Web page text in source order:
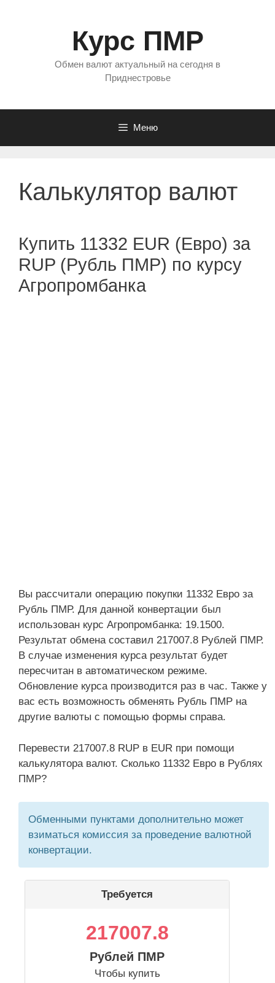
Курс ПМР
Обмен валют актуальный на сегодня в
Приднестровье
Меню
Калькулятор валют
Купить 11332 EUR (Евро) за
RUP (Рубль ПМР) по курсу
Агропромбанка
Вы рассчитали операцию покупки 11332 Евро за
Рубль ПМР. Для данной конвертации был
использован курс Агропромбанка: 19.1500.
Результат обмена составил 217007.8 Рублей ПМР.
В случае изменения курса результат будет
пересчитан в автоматическом режиме.
Обновление курса производится раз в час. Также у
вас есть возможность обменять Рубль ПМР на
другие валюты с помощью формы справа.
Перевести 217007.8 RUP в EUR при помощи
калькулятора валют. Сколько 11332 Евро в Рублях
ПМР?
Обменными пунктами дополнительно может
взиматься комиссия за проведение валютной
конвертации.
Требуется
217007.8
Рублей ПМР
Чтобы купить